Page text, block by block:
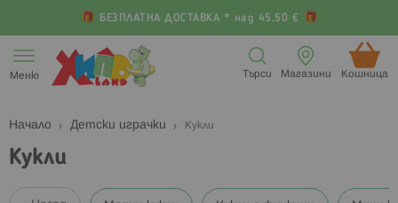
БЕЗПЛАТНА ДОСТАВКА * над 45.50 €
към
съдържанието
Меню Кошница (
Магазини
Търси
Начало Детски играчки Кукли
Кукли